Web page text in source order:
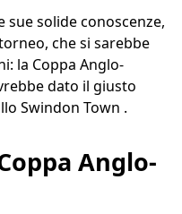
solide conoscenze,
che si sarebbe
la Coppa Anglo-
dato il giusto
Swindon Town .
Anglo-